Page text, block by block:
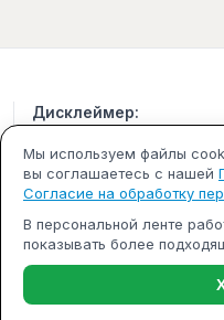
Дисклеймер:
Результаты не
факторов.
Политика
Пользовательское
Мы используем файлы
вы соглашаетесь с нашей
Согласие на обработку
В персональной ленте
показывать более